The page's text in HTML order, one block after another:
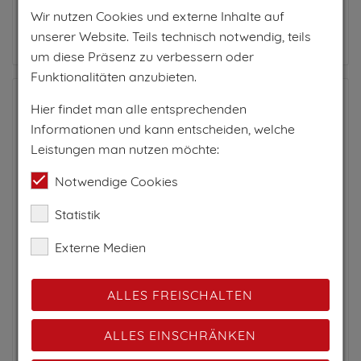
Zum Anbieter
HAUS TALBLICK
Fiss, Serfaus-Fiss-Ladis, Tirol
Wir nutzen Cookies und externe Inhalte auf
unserer Website. Teils technisch notwendig, teils
um diese Präsenz zu verbessern oder
Funktionalitäten anzubieten.
Hier findet man alle entsprechenden
Informationen und kann entscheiden, welche
Leistungen man nutzen möchte:
Notwendige Cookies
Statistik
Externe Medien
ALLES FREISCHALTEN
ALLES EINSCHRÄNKEN